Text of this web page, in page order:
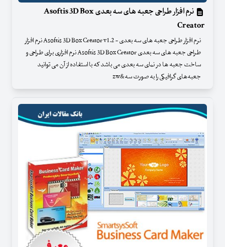
نرم افزار طراحی جعبه های سه بعدی Asoftis 3D Box
Creator
نرم افزار طراحی جعبه های سه بعدی - Asoftis 3D Box Creator v1.2 نرم افزار
طراحی جعبه های سه بعدی Asoftis 3D Box Creator نرم افزاری برای طراحی و
ساخت جعبه ها در نمای سه بعدی می باشد که با استفاده از آن می توانید
جعبه‌های گرافیکی را به صورت سه&zw